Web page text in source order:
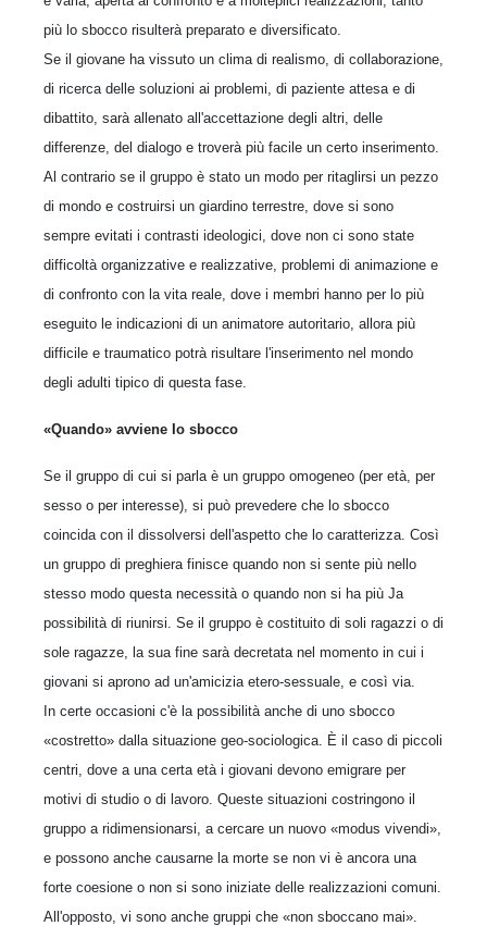
più lo sbocco risulterà preparato e diversificato.
Se il giovane ha vissuto un clima di realismo, di collaborazione,
di ricerca delle soluzioni ai problemi, di paziente attesa e di
dibattito, sarà allenato all'accettazione degli altri, delle
differenze, del dialogo e troverà più facile un certo inserimento.
Al contrario se il gruppo è stato un modo per ritaglirsi un pezzo
di mondo e costruirsi un giardino terrestre, dove si sono
sempre evitati i contrasti ideologici, dove non ci sono state
difficoltà organizzative e realizzative, problemi di animazione e
di confronto con la vita reale, dove i membri hanno per lo più
eseguito le indicazioni di un animatore autoritario, allora più
difficile e traumatico potrà risultare l'inserimento nel mondo
degli adulti tipico di questa fase.
«Quando» avviene Io sbocco
Se il gruppo di cui si parla è un gruppo omogeneo (per età, per
sesso o per interesse), si può prevedere che lo sbocco
coincida con il dissolversi dell'aspetto che lo caratterizza. Così
un gruppo di preghiera finisce quando non si sente più nello
stesso modo questa necessità o quando non si ha più Ja
possibilità di riunirsi. Se il gruppo è costituito di soli ragazzi o di
sole ragazze, la sua fine sarà decretata nel momento in cui i
giovani si aprono ad un'amicizia etero-sessuale, e così via.
In certe occasioni c'è la possibilità anche di uno sbocco
«costretto» dalla situazione geo-sociologica. È il caso di piccoli
centri, dove a una certa età i giovani devono emigrare per
motivi di studio o di lavoro. Queste situazioni costringono il
gruppo a ridimensionarsi, a cercare un nuovo «modus vivendi»,
e possono anche causarne la morte se non vi è ancora una
forte coesione o non si sono iniziate delle realizzazioni comuni.
All'opposto, vi sono anche gruppi che «non sboccano mai».